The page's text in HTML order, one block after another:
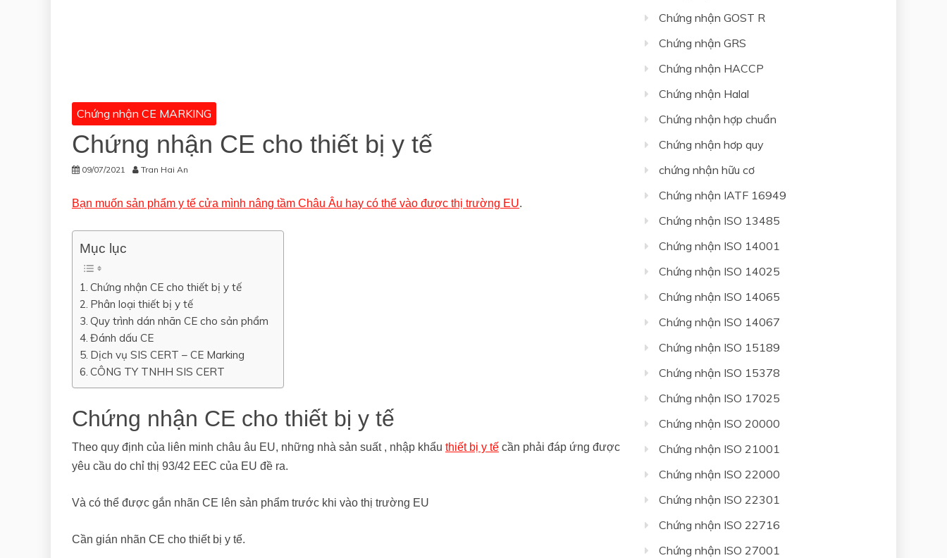
Chứng nhận CE MARKING
Chứng nhận CE cho thiết bị y tế
09/07/2021 Tran Hai An
Bạn muốn sản phẩm y tế cửa mình nâng tầm Châu Âu hay có thể vào được thị trường EU.
Mục lục
Chứng nhận CE cho thiết bị y tế
Phân loại thiết bị y tế
Quy trình dán nhãn CE cho sản phẩm
Đánh dấu CE
Dịch vụ SIS CERT – CE Marking
CÔNG TY TNHH SIS CERT
Chứng nhận CE cho thiết bị y tế
Theo quy định của liên minh châu âu EU, những nhà sản suất , nhập khẩu thiết bị y tế cần phải đáp ứng được
yêu cầu do chỉ thị 93/42 EEC của EU đề ra.
Và có thể được gắn nhãn CE lên sản phẩm trước khi vào thị trường EU
Cần gián nhãn CE cho thiết bị y tế.
Chứng nhận GOST R
Chứng nhận GRS
Chứng nhận HACCP
Chứng nhận Halal
Chứng nhận hợp chuẩn
Chứng nhận hơp quy
chứng nhận hữu cơ
Chứng nhận IATF 16949
Chứng nhận ISO 13485
Chứng nhận ISO 14001
Chứng nhận ISO 14025
Chứng nhận ISO 14065
Chứng nhận ISO 14067
Chứng nhận ISO 15189
Chứng nhận ISO 15378
Chứng nhận ISO 17025
Chứng nhận ISO 20000
Chứng nhận ISO 21001
Chứng nhận ISO 22000
Chứng nhận ISO 22301
Chứng nhận ISO 22716
Chứng nhận ISO 27001